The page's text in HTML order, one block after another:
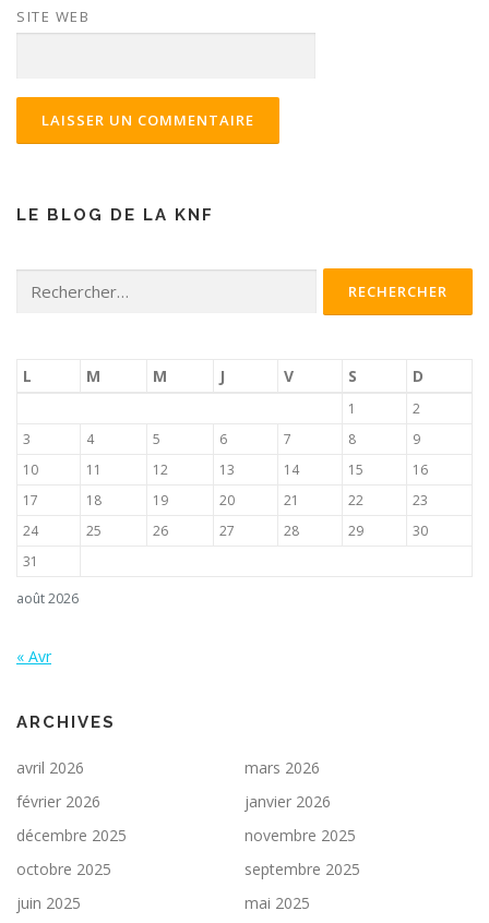
SITE WEB
LE BLOG DE LA KNF
août 2026
L M M J V S D
1
2
3
4 5 6 7 8
9
10
11 12 13 14 15
16
17
18 19 20 21 22
23
24
25 26 27 28 29
30
31
« Avr
ARCHIVES
avril 2026
mars 2026
février 2026
janvier 2026
décembre 2025
novembre 2025
octobre 2025
septembre 2025
juin 2025
mai 2025